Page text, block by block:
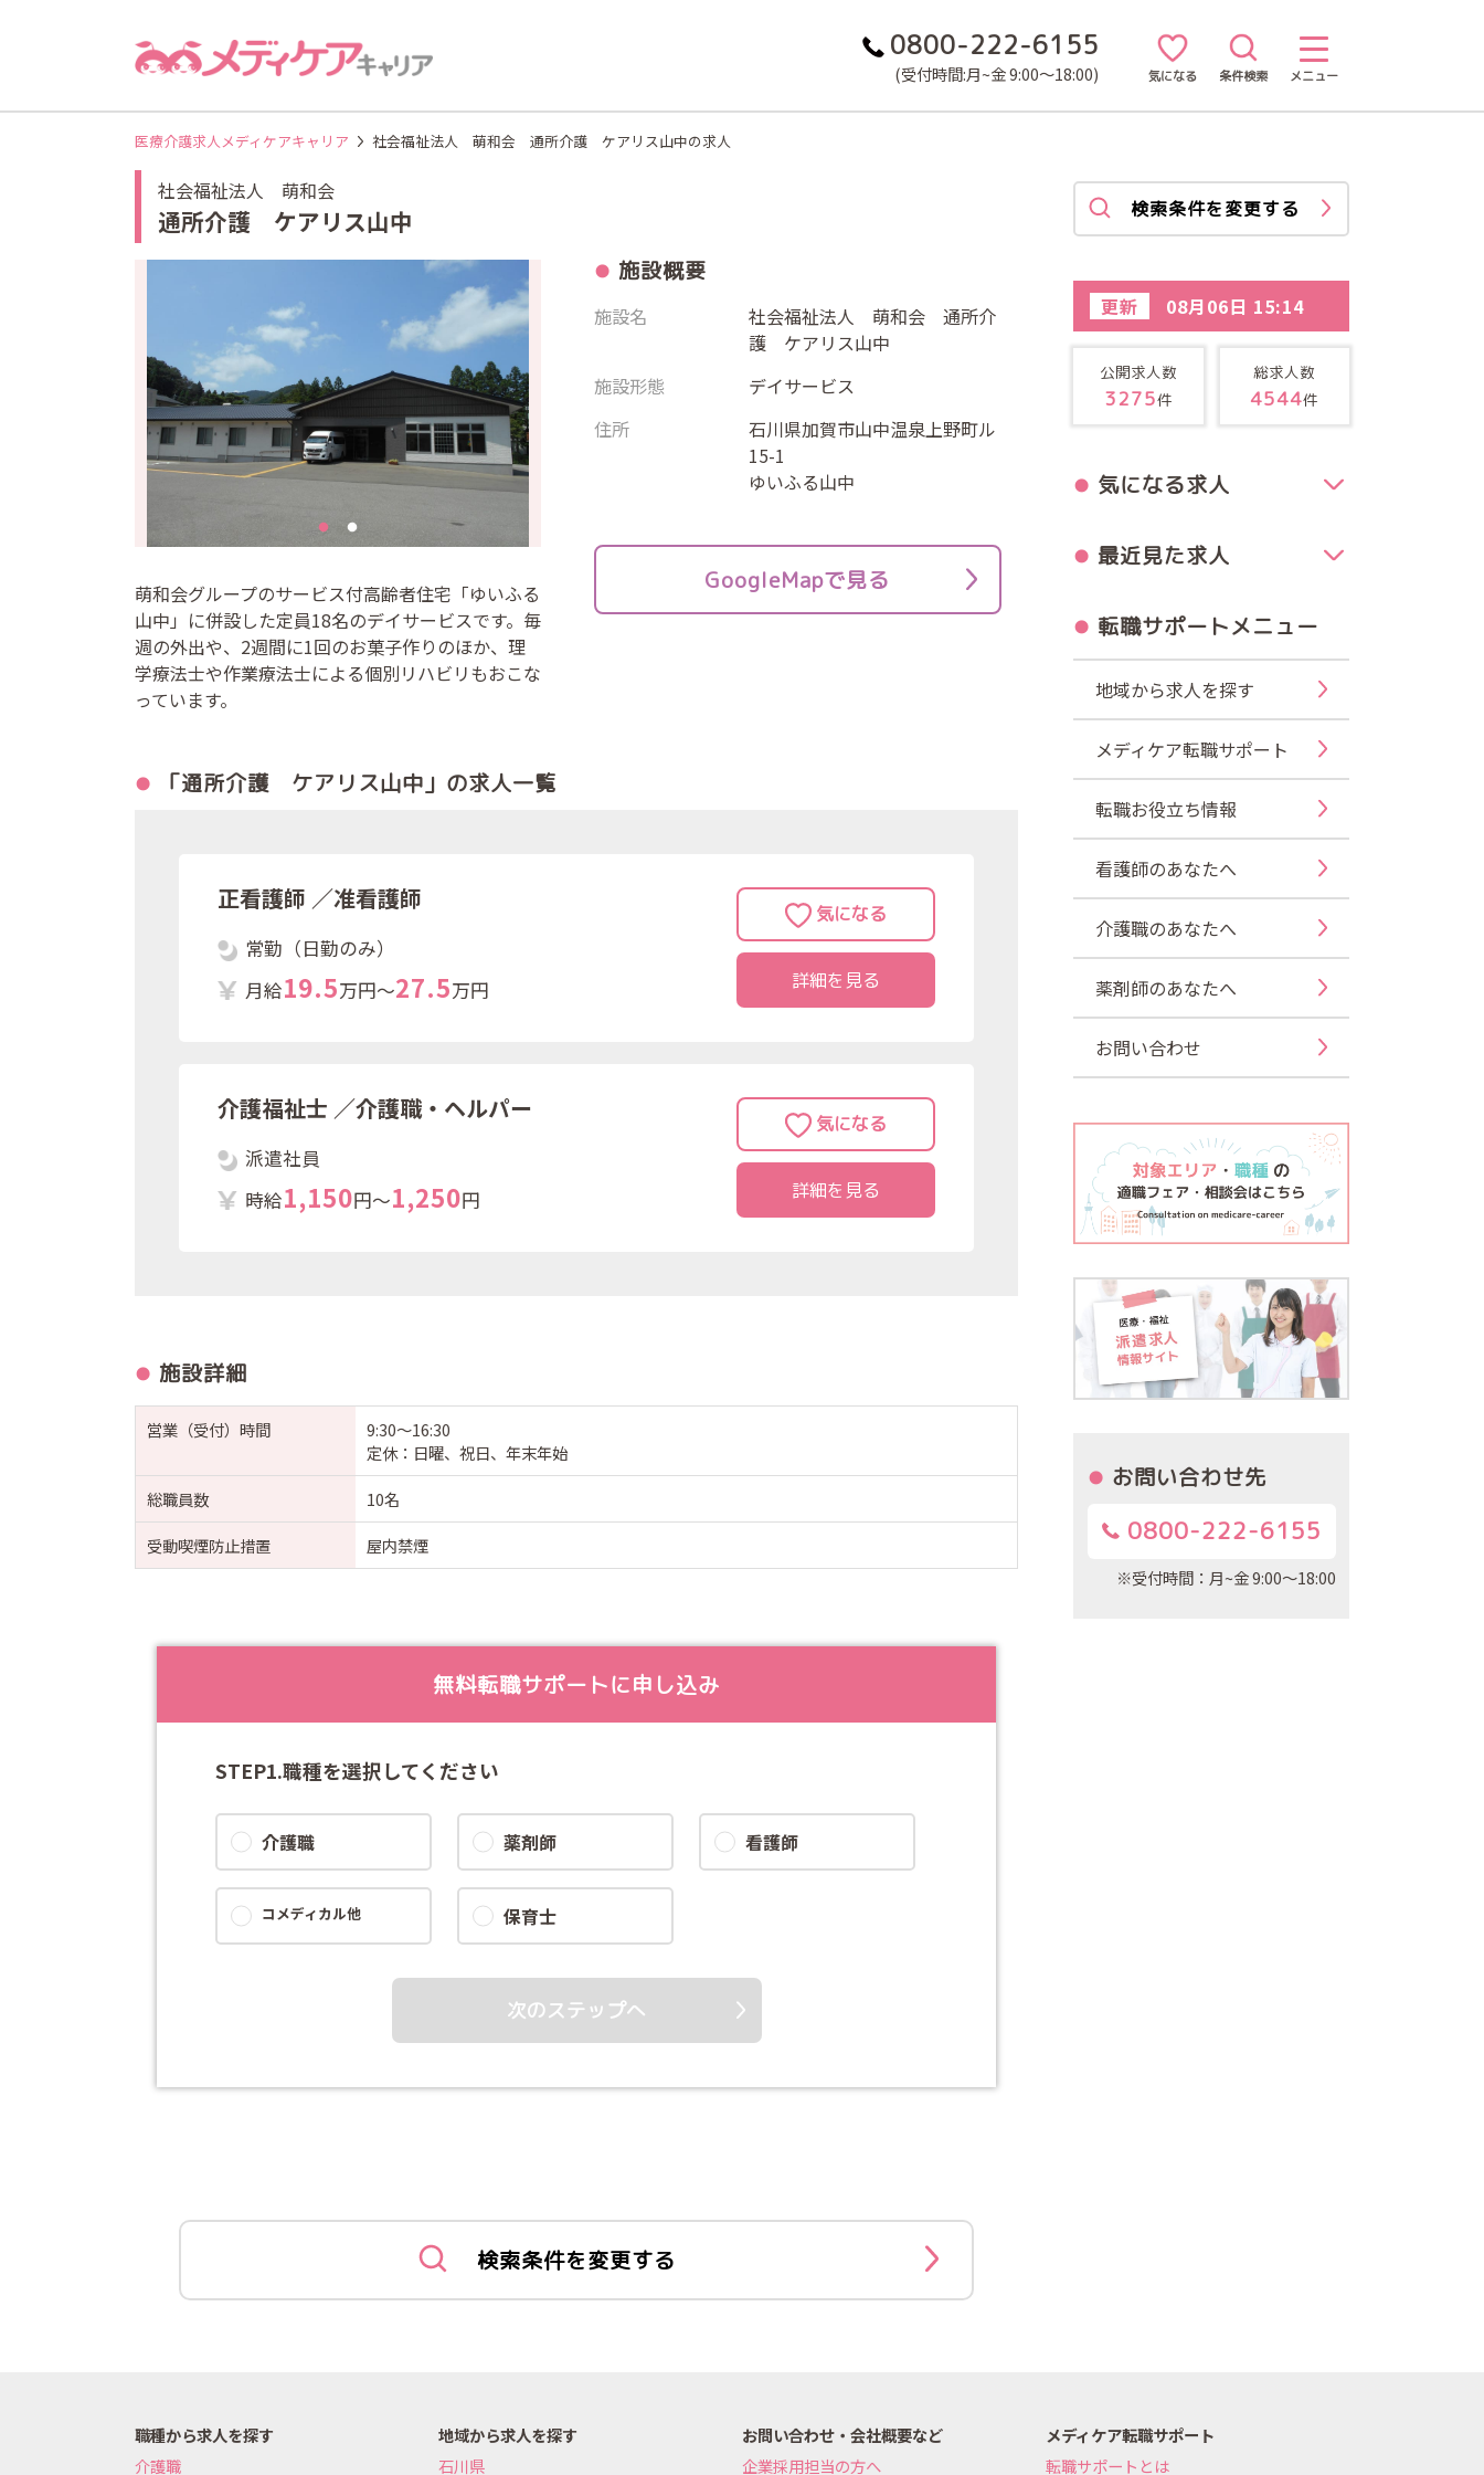
0800-222-6155
(受付時間:月~金 9:00～18:00) 気になる 条件検索 メニュー
医療介護求人メディケアキャリア 社会福祉法人 萌和会 通所介護 ケアリス山中の求人
社会福祉法人 萌和会
通所介護 ケアリス山中
萌和会グループのサービス付高齢者住宅「ゆいふる
山中」に併設した定員18名のデイサービスです。毎
週の外出や、2週間に1回のお菓子作りのほか、理
学療法士や作業療法士による個別リハビリもおこな
っています。
施設概要
施設名
社会福祉法人 萌和会 通所介
護 ケアリス山中
施設形態
デイサービス
住所
石川県加賀市山中温泉上野町ル
15-1
ゆいふる山中
GoogleMapで見る
「通所介護 ケアリス山中」の求人一覧
正看護師 ／准看護師
常勤（日勤のみ）
月給19.5万円～27.5万円 詳細を見る
介護福祉士 ／介護職・ヘルパー
派遣社員
時給1,150円～1,250円 詳細を見る
施設詳細
営業（受付）時間
9:30～16:30
定休：日曜、祝日、年末年始
総職員数
10名
受動喫煙防止措置
屋内禁煙
無料転職サポートに申し込み
STEP1.職種を選択してください
介護職 薬剤師 看護師
コメディカル他 保育士
次のステップへ
検索条件を変更する
検索条件を変更する
更新 08月06日 15:14
公開求人数
3275件
総求人数
4544件
気になる求人
最近見た求人
転職サポートメニュー
地域から求人を探す
メディケア転職サポート
転職お役立ち情報
看護師のあなたへ
介護職のあなたへ
薬剤師のあなたへ
お問い合わせ
お問い合わせ先
0800-222-6155
※受付時間：月~金 9:00～18:00
職種から求人を探す
介護職
地域から求人を探す
石川県
お問い合わせ・会社概要など
企業採用担当の方へ
メディケア転職サポート
転職サポートとは